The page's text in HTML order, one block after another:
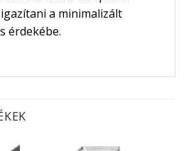
a minimalizált
érdekébe.